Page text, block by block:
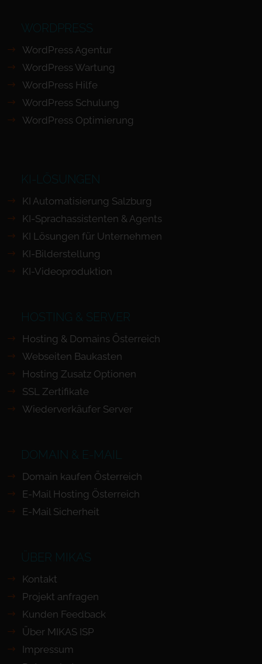
WORDPRESS
WordPress Agentur
WordPress Wartung
WordPress Hilfe
WordPress Schulung
WordPress Optimierung
KI-LÖSUNGEN
KI Automatisierung Salzburg
KI-Sprachassistenten & Agents
KI Lösungen für Unternehmen
KI-Bilderstellung
KI-Videoproduktion
HOSTING & SERVER
Hosting & Domains Österreich
Webseiten Baukasten
Hosting Zusatz Optionen
SSL Zertifikate
Wiederverkäufer Server
DOMAIN & E-MAIL
Domain kaufen Österreich
E-Mail Hosting Österreich
E-Mail Sicherheit
ÜBER MIKAS
Kontakt
Projekt anfragen
Kunden Feedback
Über MIKAS ISP
Impressum